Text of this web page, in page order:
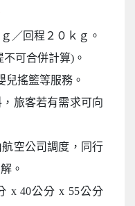
／回程２０ｋｇ。
可合併計算)。
搖籃等服務。
旅客若有需求可向
空公司調度，同行
。
x 40公分 x 55公分